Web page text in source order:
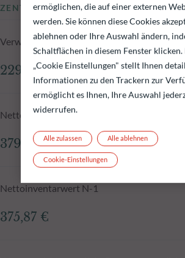
ZENTRALE KENNZAHLEN
Verwaltetes Fondsvolumen zum 04.08.2026
229,17 Mio.€
Nettoinventarwert zum 04.08.2026
379,56 €
Nettoinventarwert N-1
375,87 €
ermöglichen, die auf einer externen
werden. Sie können diese Cookies
ablehnen oder Ihre Auswahl ändern,
Schaltflächen in diesem Fenster klicken.
„Cookie Einstellungen" stellt Ihnen
Informationen zu den Trackern zur
ermöglicht es Ihnen, Ihre Auswahl
widerrufen.
Alle ablehnen
Alle zulassen
Cookie-Einstellungen